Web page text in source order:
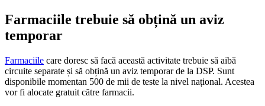
Farmaciile trebuie să obțină un aviz
temporar
Farmaciile care doresc să facă această activitate trebuie să aibă
circuite separate și să obțină un aviz temporar de la DSP. Sunt
disponibile momentan 500 de mii de teste la nivel național. Acestea
vor fi alocate gratuit către farmacii.